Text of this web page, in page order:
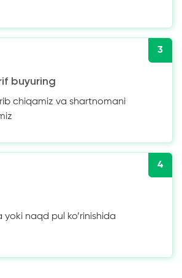
3
buyuring
chiqamiz va shartnomani
4
yoki naqd pul ko’rinishida